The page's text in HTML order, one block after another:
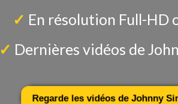
✓ En résolution Full-HD
✓ Dernières vidéos de
Regarde les vidéos de Johnny